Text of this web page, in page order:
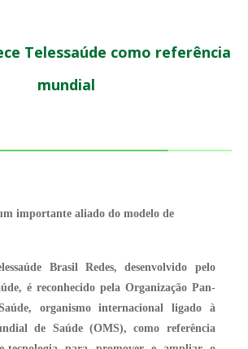
Telessaúde como referência
mundial
importante aliado do modelo de
Brasil Redes, desenvolvido pelo
é reconhecido pela Organização Pan-
organismo internacional ligado à
de Saúde (OMS), como referência